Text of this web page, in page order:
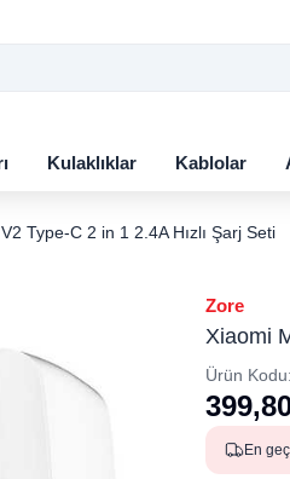
Kulaklıklar Kablolar
Type-C 2 in 1 2.4A Hızlı Şarj Seti
Zore
Xiaomi
Ürün Kodu:
En